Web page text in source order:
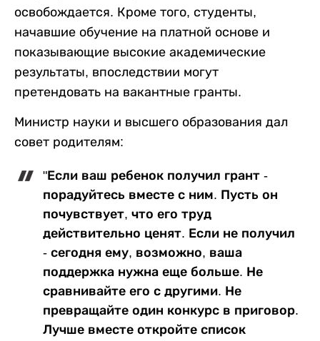
освобождается. Кроме того, студенты,
начавшие обучение на платной основе и
показывающие высокие академические
результаты, впоследствии могут
претендовать на вакантные гранты.
Министр науки и высшего образования дал
совет родителям:
"Если ваш ребенок получил грант -
порадуйтесь вместе с ним. Пусть он
почувствует, что его труд
действительно ценят. Если не получил
- сегодня ему, возможно, ваша
поддержка нужна еще больше. Не
сравнивайте его с другими. Не
превращайте один конкурс в приговор.
Лучше вместе откройте список